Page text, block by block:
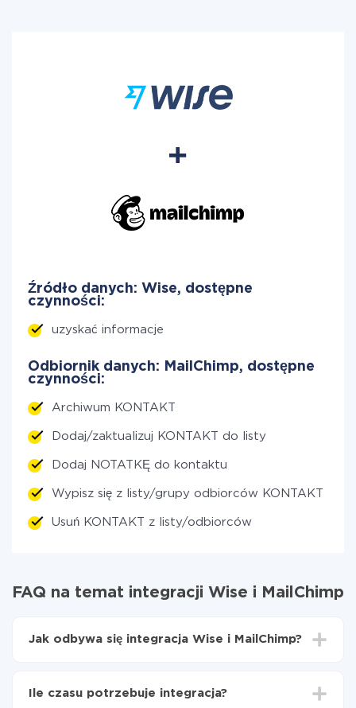
Źródło danych: Wise, dostępne
czynności:
uzyskać informacje
Odbiornik danych: MailChimp, dostępne
czynności:
Archiwum KONTAKT
Dodaj/zaktualizuj KONTAKT do listy
Dodaj NOTATKĘ do kontaktu
Wypisz się z listy/grupy odbiorców KONTAKT
Usuń KONTAKT z listy/odbiorców
FAQ na temat integracji Wise i MailChimp
Jak odbywa się integracja Wise i MailChimp?
Włącz aktualizację
Ile czasu potrzebuje integracja?